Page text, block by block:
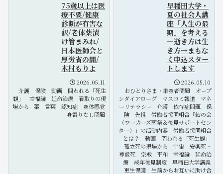
75歳以上は医
療不要/健康
診断が有害な
訳/老体薬漬
け管まみれ/
日本医師会と
厚労省の闇/
木村もりよ
2026.05.11
介護
保険 動画
問われる「死生
観」
幸福論 延命治療
看取りの現
場から
薬 言葉 認知症
身体感覚
身寄りなし問題
早稲田大学・
夏の社会人講
座「人生の最
期」を考える
―逝き方は生
き方→まもな
く申込スター
トします
2026.05.10
おひとりさま・単身者問題
オープ
ンダイアローグ
マスコミ報道
マネ
ーリテラシー
介護 依存症問題
保
険
先祖
労働者協同組合「結の会
（ワーカーズ葬祭＆後見サポートセン
ター）」の活動内容
労働者協同組合
とは？
動画
問われる「死生観」
孤立死の現場から
宇宙
安楽死・
尊厳死
宗教 平和 幸福論
延命治
療
成年後見制度
早稲田大学講義
更生保護
生前からお互いに助け合